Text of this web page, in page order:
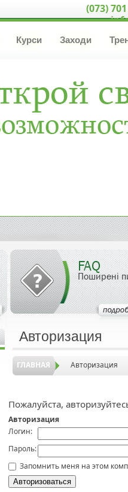
(073)
Курси Заходи
FAQ
Поширені
Авторизация
ГЛАВНАЯ Авторизация
Пожалуйста,
Авторизация
Логин:
Пароль:
Запомнить меня на этом